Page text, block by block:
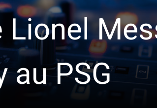
au PSG